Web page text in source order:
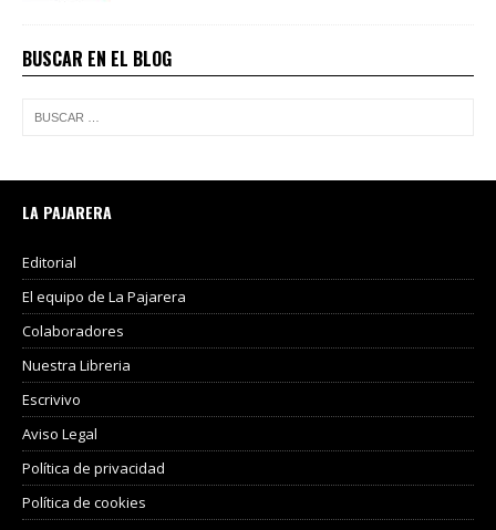
BUSCAR EN EL BLOG
LA PAJARERA
Editorial
El equipo de La Pajarera
Colaboradores
Nuestra Libreria
Escrivivo
Aviso Legal
Política de privacidad
Política de cookies